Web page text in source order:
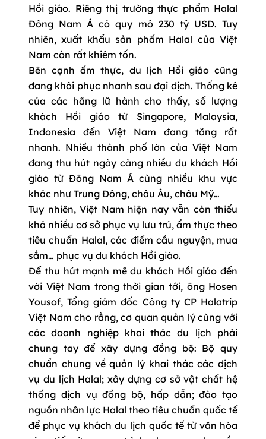
Hồi giáo. Riêng thị trường thực phẩm Halal
Đông Nam Á có quy mô 230 tỷ USD. Tuy
nhiên, xuất khẩu sản phẩm Halal của Việt
Nam còn rất khiêm tốn.
Bên cạnh ẩm thực, du lịch Hồi giáo cũng
đang khôi phục nhanh sau đại dịch. Thống kê
của các hãng lữ hành cho thấy, số lượng
khách Hồi giáo từ Singapore, Malaysia,
Indonesia đến Việt Nam đang tăng rất
nhanh. Nhiều thành phố lớn của Việt Nam
đang thu hút ngày càng nhiều du khách Hồi
giáo từ Đông Nam Á cùng nhiều khu vực
khác như Trung Đông, châu Âu, châu Mỹ…
Tuy nhiên, Việt Nam hiện nay vẫn còn thiếu
khá nhiều cơ sở phục vụ lưu trú, ẩm thực theo
tiêu chuẩn Halal, các điểm cầu nguyện, mua
sắm… phục vụ du khách Hồi giáo.
Để thu hút mạnh mẽ du khách Hồi giáo đến
với Việt Nam trong thời gian tới, ông Hosen
Yousof, Tổng giám đốc Công ty CP Halatrip
Việt Nam cho rằng, cơ quan quản lý cùng với
các doanh nghiệp khai thác du lịch phải
chung tay để xây dựng đồng bộ: Bộ quy
chuẩn chung về quản lý khai thác các dịch
vụ du lịch Halal; xây dựng cơ sở vật chất hệ
thống dịch vụ đồng bộ, hấp dẫn; đào tạo
nguồn nhân lực Halal theo tiêu chuẩn quốc tế
để phục vụ khách du lịch quốc tế từ văn hóa